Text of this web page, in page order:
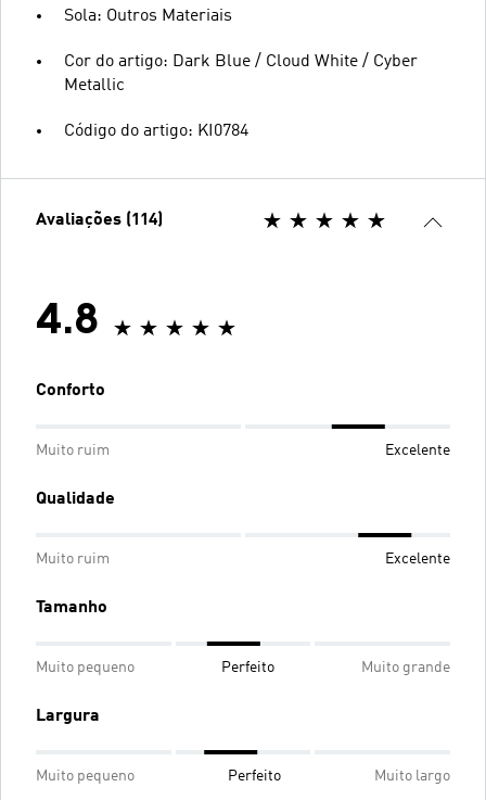
Sola: Outros Materiais
Cor do artigo: Dark Blue / Cloud White / Cyber
Metallic
Código do artigo: KI0784
Avaliações (114)
4.8
Conforto
Muito ruim Excelente
Qualidade
Muito ruim Excelente
Tamanho
Muito pequeno Perfeito Muito grande
Largura
Muito pequeno Perfeito Muito largo